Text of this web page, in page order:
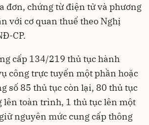
đơn, chứng từ điện tử và phương
với cơ quan thuế theo Nghị
CP.
cấp 134/219 thủ tục hành
công trực tuyến một phần hoặc
số 85 thủ tục còn lại, 80 thủ tục
lên toàn trình, 1 thủ tục lên một
nguyên mức cung cấp thông